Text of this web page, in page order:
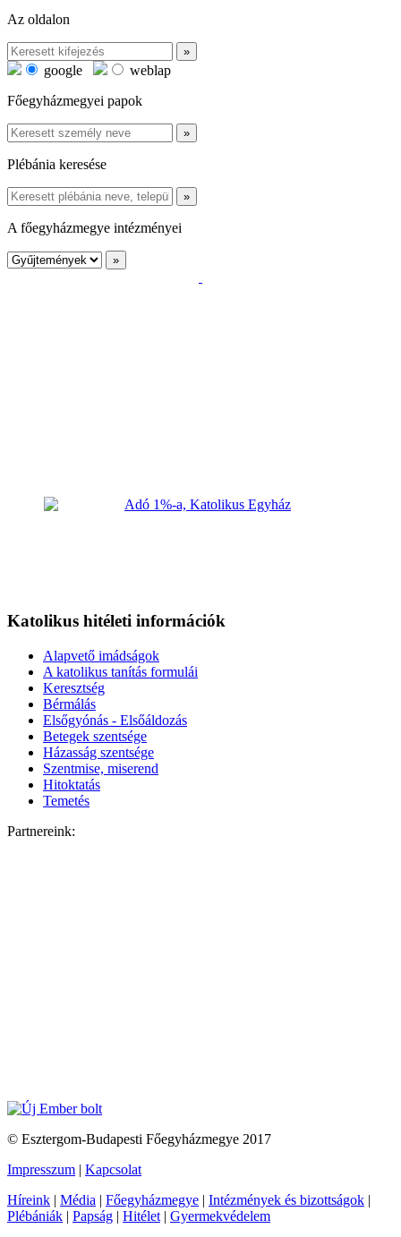
Az oldalon
google
weblap
Főegyházmegyei papok
Plébánia keresése
A főegyházmegye intézményei
Katolikus hitéleti információk
Alapvető imádságok
A katolikus tanítás formulái
Keresztség
Bérmálás
Elsőgyónás - Elsőáldozás
Betegek szentsége
Házasság szentsége
Szentmise, miserend
Hitoktatás
Temetés
Partnereink:
© Esztergom-Budapesti Főegyházmegye 2017
Impresszum | Kapcsolat
Híreink | Média | Főegyházmegye | Intézmények és bizottságok |
Plébániák | Papság | Hitélet | Gyermekvédelem